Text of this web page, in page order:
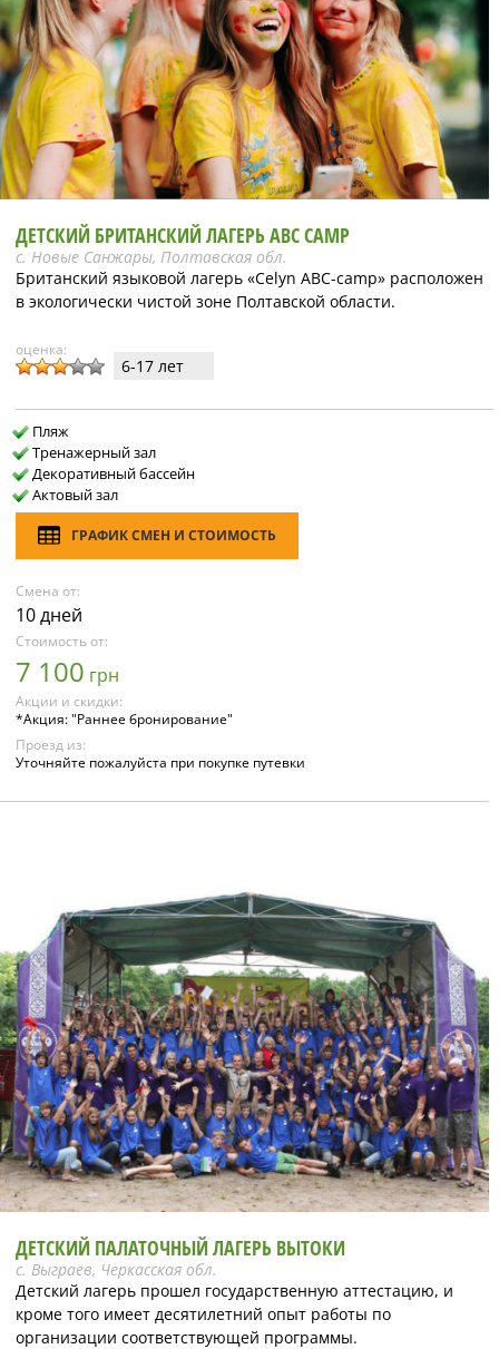
ДЕТСКИЙ БРИТАНСКИЙ ЛАГЕРЬ ABC CAMP
с. Новые Санжары, Полтавская обл.
Британский языковой лагерь «Celyn ABC-camp» расположен
в экологически чистой зоне Полтавской области.
оценка:
6-17 лет
Пляж
Тренажерный зал
Декоративный бассейн
Актовый зал
ГРАФИК СМЕН И СТОИМОСТЬ
Смена от:
10 дней
Стоимость от:
7 100 грн
Акции и скидки:
*Акция: "Раннее бронирование"
Проезд из:
Уточняйте пожалуйста при покупке путевки
ДЕТСКИЙ ПАЛАТОЧНЫЙ ЛАГЕРЬ ВЫТОКИ
с. Выграев, Черкасская обл.
Детский лагерь прошел государственную аттестацию, и
кроме того имеет десятилетний опыт работы по
организации соответствующей программы.